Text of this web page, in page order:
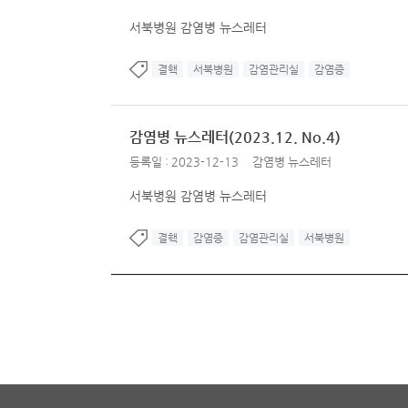
서북병원 감염병 뉴스레터
결핵 서북병원 감염관리실 감염증
감염병 뉴스레터(2023.12. No.4)
등록일 : 2023-12-13 감염병 뉴스레터
서북병원 감염병 뉴스레터
결핵 감염증 감염관리실 서북병원